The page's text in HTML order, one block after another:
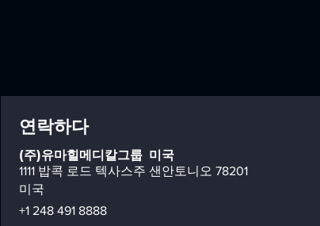
연락하다
(주)유마힐메디칼그룹 미국
1111 밥콕 로드 텍사스주 샌안토니오 78201
미국
+1 248 491 8888